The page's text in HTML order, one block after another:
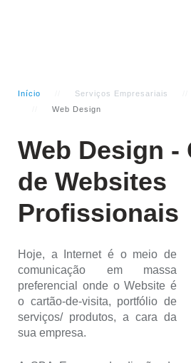
Início Serviços Empresariais
Web Design
Web Design -
de Websites
Profissionais
Hoje, a Internet é o meio de
comunicação em massa
preferencial onde o Website é
o cartão-de-visita, portfólio de
serviços/ produtos, a cara da
sua empresa.